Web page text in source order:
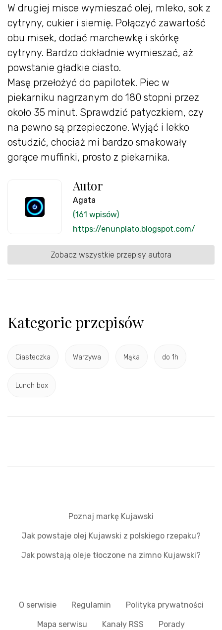
W drugiej misce wymieszać olej, mleko, sok z
cytryny, cukier i siemię. Połączyć zawartość
obu misek, dodać marchewkę i skórkę
cytryny. Bardzo dokładnie wymieszać, aż
powstanie gładkie ciasto.
Masę przełożyć do papilotek. Piec w
piekarniku nagrzanym do 180 stopni przez
około 35 minut. Sprawdzić patyczkiem, czy
na pewno są przepieczone. Wyjąć i lekko
ostudzić, chociaż mi bardzo smakowały
gorące muffinki, prosto z piekarnika.
Autor
Agata
(161 wpisów)
https://enunplato.blogspot.com/
Zobacz wszystkie przepisy autora
Kategorie przepisów
Ciasteczka Warzywa Mąka do 1h
Lunch box
Poznaj markę Kujawski
Jak powstaje olej Kujawski z polskiego rzepaku?
Jak powstają oleje tłoczone na zimno Kujawski?
O serwisie Regulamin Polityka prywatności
Mapa serwisu Kanały RSS Porady